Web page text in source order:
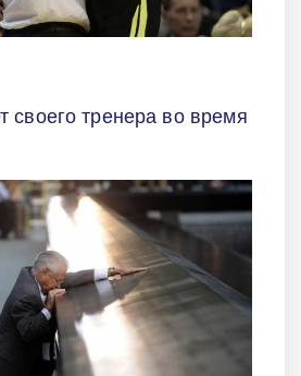
своего тренера во время